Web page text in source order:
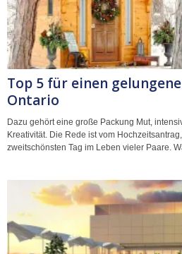
Top 5 für einen
Ontario
Dazu gehört eine große Packung Mut,
Kreativität. Die Rede ist vom
zweitschönsten Tag im Leben vieler Paare.